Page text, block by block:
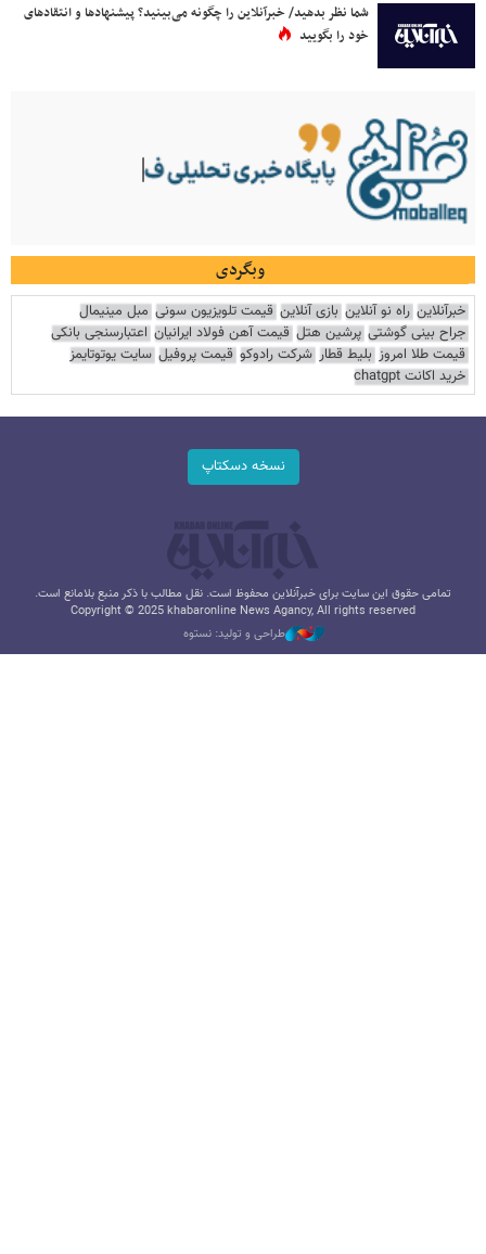
شما نظر بدهید/ خبرآنلاین را چگونه می‌بینید؟ پیشنهادها و انتقادهای
خود را بگویید
وبگردی
خبرآنلاین راه نو آنلاین بازی آنلاین قیمت تلویزیون سونی مبل مینیمال
جراح بینی گوشتی پرشین هتل قیمت آهن فولاد ایرانیان اعتبارسنجی بانکی
قیمت طلا امروز بلیط قطار شرکت رادوکو قیمت پروفیل سایت یوتوتایمز
خرید اکانت chatgpt
نسخه دسکتاپ
تمامی حقوق این سایت برای خبرآنلاین محفوظ است. نقل مطالب با ذکر منبع بلامانع است.
Copyright © 2025 khabaronline News Agancy, All rights reserved
طراحی و تولید: نستوه